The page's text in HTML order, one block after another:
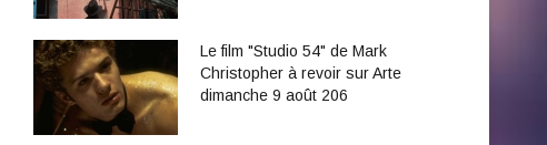
Le film "Studio 54" de Mark
Christopher à revoir sur Arte
dimanche 9 août 206